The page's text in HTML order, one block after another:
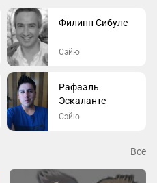
Филипп Сибуле
Сэйю
Рафаэль
Эскаланте
Сэйю
Все